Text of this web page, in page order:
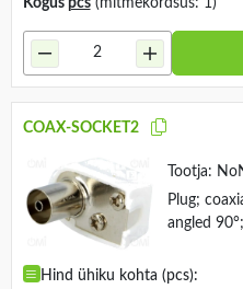
Kogus pcs(mitmekordsus: 1)
COAX-SOCKET2
Tootja:
Plug;
angled
Hind ühiku kohta (pcs):